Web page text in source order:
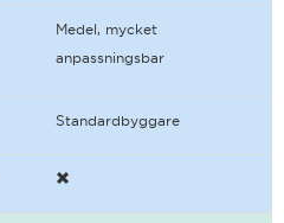
Medel, mycket
anpassningsbar
Standardbyggare